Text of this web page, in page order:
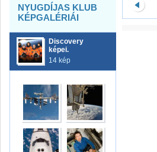
NYUGDÍJAS KLUB
KÉPGALÉRIÁI
Discovery
képei.
14 kép